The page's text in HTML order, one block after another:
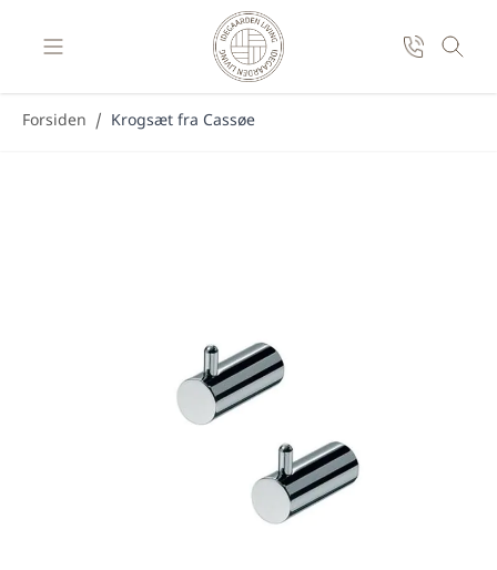
Forsiden / Krogsæt fra Cassøe